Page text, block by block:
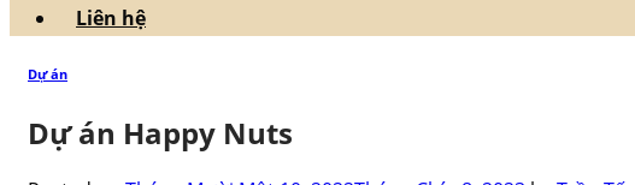
Liên hệ
Dự án
Dự án Happy Nuts